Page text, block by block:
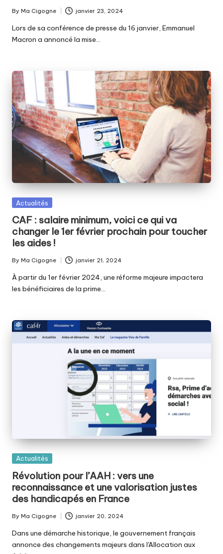
Posted
by
By Ma Cigogne janvier 23, 2024
Lors de sa conférence de presse du 16 janvier, Emmanuel
Macron a annoncé la mise…
Posted
Actualités
CAF : salaire minimum, voici ce qui va
changer le 1er février prochain pour toucher
les aides !
Posted
by
By Ma Cigogne janvier 21, 2024
À partir du 1er février 2024, une réforme majeure impactera
les bénéficiaires de la prime…
Posted
Actualités
Révolution pour l’AAH : vers une
reconnaissance et une valorisation justes
des handicapés en France
Posted
by
By Ma Cigogne janvier 20, 2024
Dans une démarche historique, le gouvernement français
annonce des changements majeurs dans l'Allocation aux